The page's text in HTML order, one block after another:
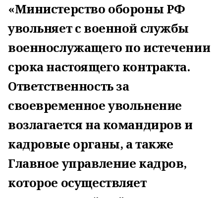
«Министерство обороны РФ
увольняет с военной службы
военнослужащего по истечении
срока настоящего контракта.
Ответственность за
своевременное увольнение
возлагается на командиров и
кадровые органы, а также
Главное управление кадров,
которое осуществляет